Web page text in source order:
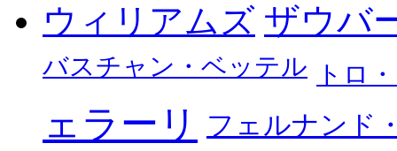
ウィリアムズ ザウバ
バスチャン・ベッテル トロ
ェラーリ フェルナンド